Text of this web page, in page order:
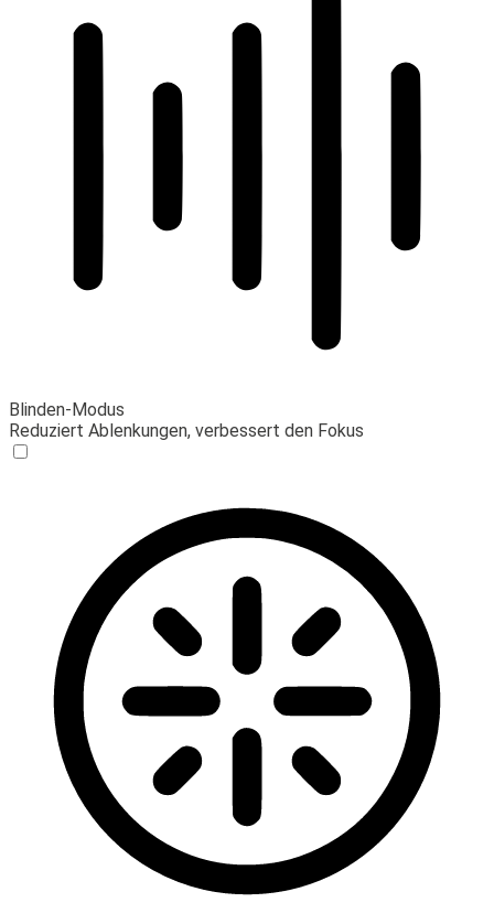
Blinden-Modus
Reduziert Ablenkungen, verbessert den Fokus